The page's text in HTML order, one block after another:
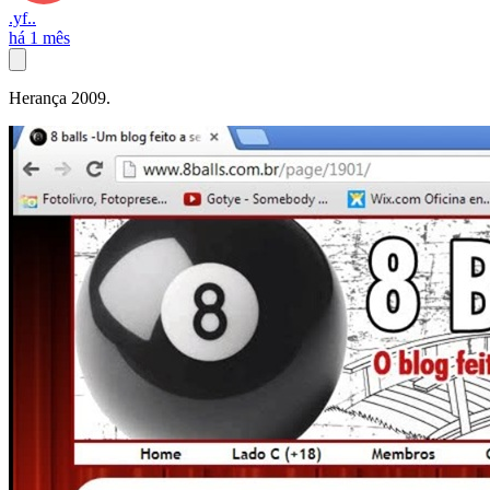
.yf..
há 1 mês
Herança 2009.